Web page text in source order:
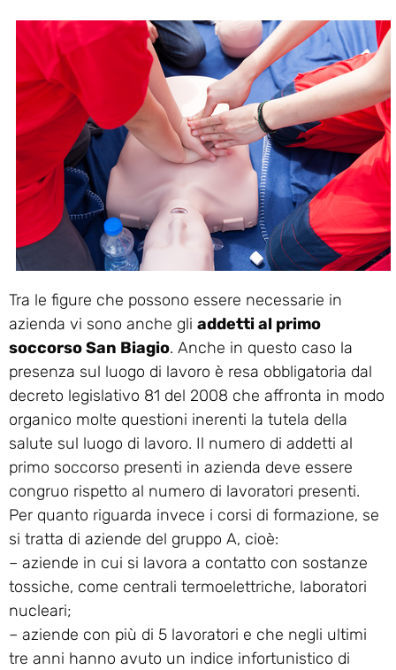
Tra le figure che possono essere necessarie in
azienda vi sono anche gli addetti al primo
soccorso San Biagio. Anche in questo caso la
presenza sul luogo di lavoro è resa obbligatoria dal
decreto legislativo 81 del 2008 che affronta in modo
organico molte questioni inerenti la tutela della
salute sul luogo di lavoro. Il numero di addetti al
primo soccorso presenti in azienda deve essere
congruo rispetto al numero di lavoratori presenti.
Per quanto riguarda invece i corsi di formazione, se
si tratta di aziende del gruppo A, cioè:
– aziende in cui si lavora a contatto con sostanze
tossiche, come centrali termoelettriche, laboratori
nucleari;
– aziende con più di 5 lavoratori e che negli ultimi
tre anni hanno avuto un indice infortunistico di